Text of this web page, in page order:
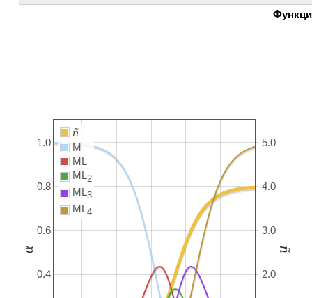
0.4
0.6
0.8
1.0
2.0
3.0
4.0
5.0
ñ
M
ML
ML2
ML3
ML4
α ñ